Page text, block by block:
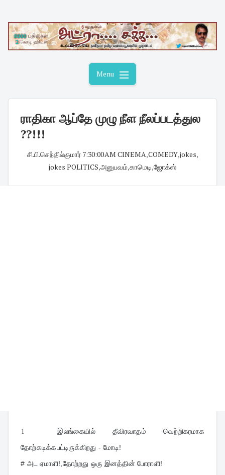
content
Menu
ராதிகா ஆப்தே முழு நீள நீலப்படத்துல
??!!!
சி.பி.செந்தில்குமார்· 7:30:00 AM CINEMA,COMEDY,jokes,
jokes POLITICS,அனுபவம்,காமெடி,ஜோக்ஸ்
1இலங்கையில் தீவிரவாதம் வெற்றிகரமாக
தோற்கடிக்கபட்டிருக்கிறது - மோடி!
# அட ஏமாளி!,தோற்றது ஒரு இனத்தின் போராளி!